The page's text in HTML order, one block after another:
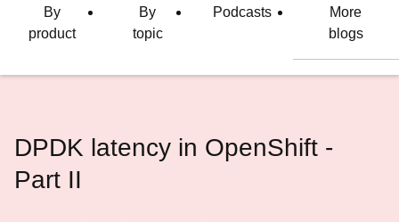
변
By
product
By
topic
Podcasts
More
blogs
DPDK latency in OpenShift -
Part II